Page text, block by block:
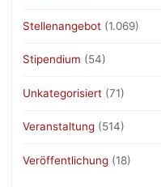
Stellenangebot (1.069)
Stipendium (54)
Unkategorisiert (71)
Veranstaltung (514)
Veröffentlichung (18)